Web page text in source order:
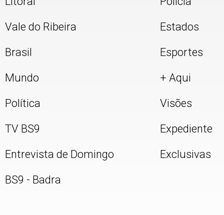
Vale do Ribeira
Brasil
Mundo
Política
TV BS9
Entrevista de Domingo
BS9 - Badra
Estados
Esportes
+ Aqui
Visões
Expediente
Exclusivas